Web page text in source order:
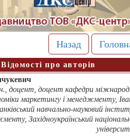
Назад
Відомості про авторів
доцент, доцент кафедри
маркетингу і менеджменту,
навчально-науковий
Західноукраїнський